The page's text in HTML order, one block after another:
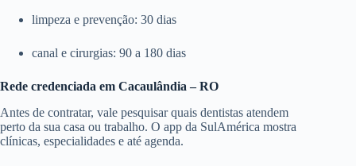
limpeza e prevenção: 30 dias
canal e cirurgias: 90 a 180 dias
Rede credenciada em Cacaulândia – RO
Antes de contratar, vale pesquisar quais dentistas atendem
perto da sua casa ou trabalho. O app da SulAmérica mostra
clínicas, especialidades e até agenda.